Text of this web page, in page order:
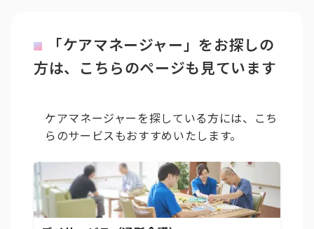
「ケアマネージャー」をお探しの
方は、こちらのページも見ています
ケアマネージャーを探している方には、こち
らのサービスもおすすめいたします。